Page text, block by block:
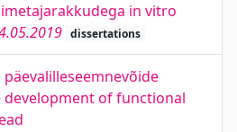
in vitro
dissertations
development of functional